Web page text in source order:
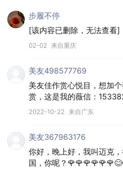
庄周笔下的鹏他日飞万
至璨烂的宇宙中翱翔。但在
你独自一鸟，在天空中飞
是何等的孤寂。
步履不停
[该内容已删除，无法查看]
02-02 来自重庆
美友498577769
美友佳作赏心悦目，想加
赏，这是我的薇信：
2022-10-22 来自广东
美友367963176
你好，晚上好，我叫迈克
国，你呢？